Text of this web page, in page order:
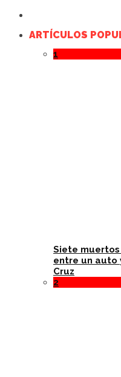
ARTÍCULOS
1
Siete
entre un auto
Cruz
2